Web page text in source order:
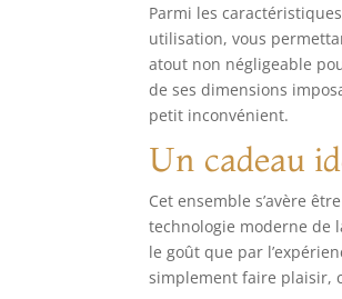
Parmi les
utilisation, vous
atout non négligeable
de ses dimensions
petit inconvénient.
Un cadeau
Cet ensemble s’avère
technologie moderne de
le goût que par
simplement faire plaisir,